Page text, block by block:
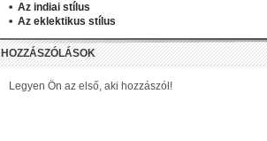
Az indiai stílus
Az eklektikus stílus